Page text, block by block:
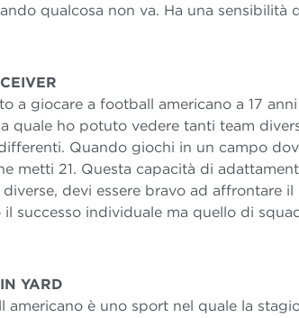
qualcosa non va. Ha una sensibilità
a giocare a football americano a 17
quale ho potuto vedere tanti team
Quando giochi in un campo
metti 21. Questa capacità di
devi essere bravo ad affrontare
successo individuale ma quello di
YARD
americano è uno sport nel quale la